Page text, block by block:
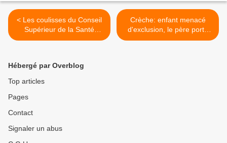
< Les coulisses du Conseil
Supérieur de la Santé
[Candide au pays des
Crèche: enfant menacé
d'exclusion, le père porte
plainte contre le pédiatre
Hébergé par Overblog
Top articles
Pages
Contact
Signaler un abus